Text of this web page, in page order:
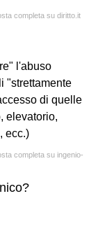
completa su diritto.it
l'abuso
"strettamente
di quelle
elevatorio,
ecc.)
completa su ingenio-